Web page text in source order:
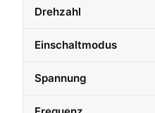
Drehzahl
Einschaltmodus
Spannung